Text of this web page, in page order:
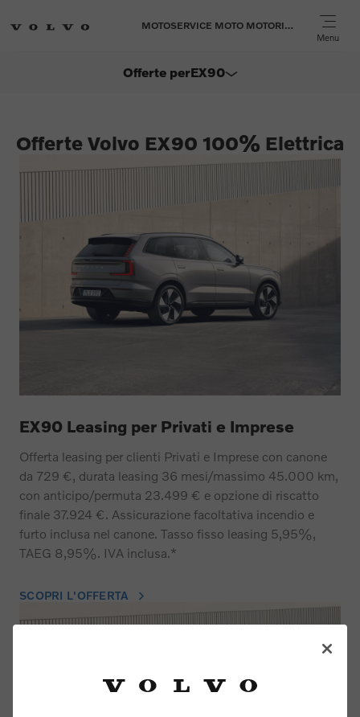
MOTOSERVICE MOTO MOTORI MARINI SPA
Menu
Offerte perEX90
EX60
EX30
XC60
Offerte Volvo EX90 100% Elettrica
EX90 Leasing per Privati e Imprese
Offerta leasing per clienti Privati e Imprese con canone
da 729 €, durata leasing 36 mesi/massimo 45.000 km,
con anticipo/permuta 23.499 € e opzione di riscatto
finale 37.924 €. Assicurazione facoltativa incendio e
furto inclusa nel canone. Tasso fisso leasing 5,95%,
TAEG 8,95%. IVA inclusa.*
SCOPRI L'OFFERTA